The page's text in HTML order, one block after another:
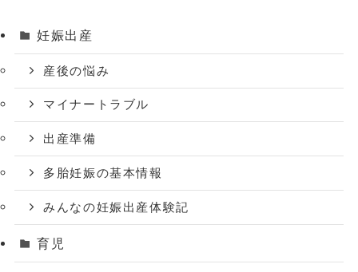
妊娠出産
産後の悩み
マイナートラブル
出産準備
多胎妊娠の基本情報
みんなの妊娠出産体験記
育児